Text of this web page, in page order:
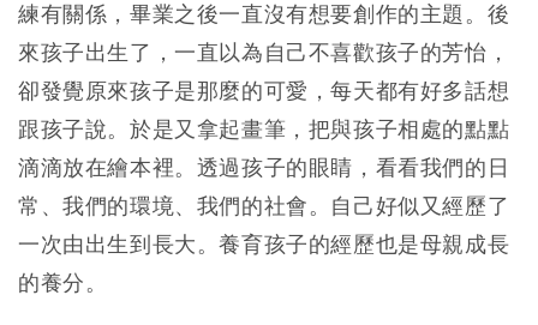
練有關係，畢業之後一直沒有想要創作的主題。後
來孩子出生了，一直以為自己不喜歡孩子的芳怡，
卻發覺原來孩子是那麼的可愛，每天都有好多話想
跟孩子說。於是又拿起畫筆，把與孩子相處的點點
滴滴放在繪本裡。透過孩子的眼睛，看看我們的日
常、我們的環境、我們的社會。自己好似又經歷了
一次由出生到長大。養育孩子的經歷也是母親成長
的養分。